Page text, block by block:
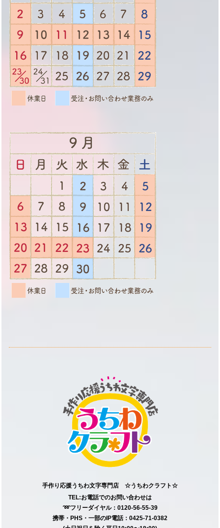
手作り応援うちわ文字専門店 ☆うちわクラフト☆
TEL:お電話でのお問い合わせは
➿フリーダイヤル：0120-56-55-39
携帯・PHS・一部のIP電話：0425-71-0382